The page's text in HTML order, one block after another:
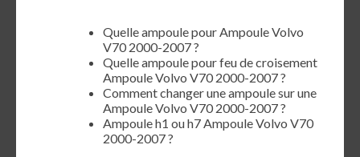
Quelle ampoule pour Ampoule Volvo
V70 2000-2007 ?
Quelle ampoule pour feu de croisement
Ampoule Volvo V70 2000-2007 ?
Comment changer une ampoule sur une
Ampoule Volvo V70 2000-2007 ?
Ampoule h1 ou h7 Ampoule Volvo V70
2000-2007 ?